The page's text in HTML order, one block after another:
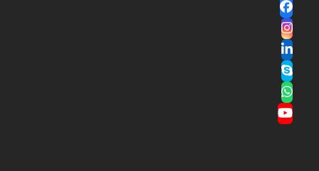
Facebook
Instagram
LinkedIn
Skype
Whatsapp
YouTube